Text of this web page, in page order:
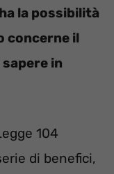
la possibilità
concerne il
sapere in
104
di benefici,